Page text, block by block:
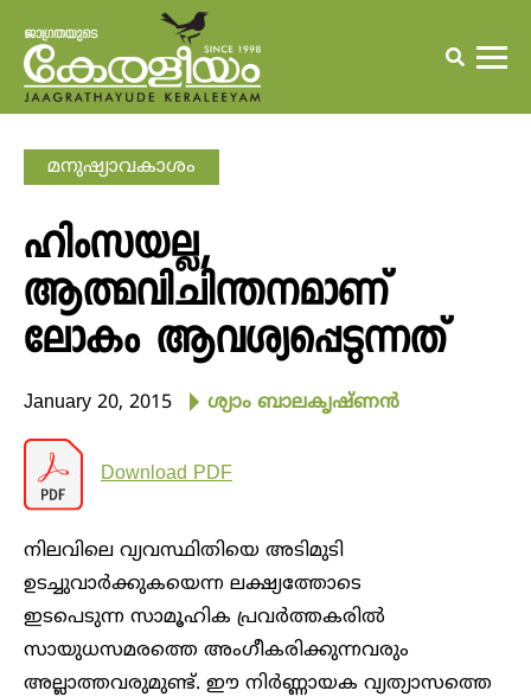
മനുഷ്യാവകാശം
ഹിംസയല്ല,
ആത്മവിചിന്തനമാണ്
ലോകം ആവശ്യപ്പെടുന്നത്
January 20, 2015 ശ്യാം ബാലകൃഷ്ണന്‍
Download PDF
നിലവിലെ വ്യവസ്ഥിതിയെ അടിമുടി
ഉടച്ചുവാര്‍ക്കുകയെന്ന ലക്ഷ്യത്തോടെ
ഇടപെടുന്ന സാമൂഹിക പ്രവര്‍ത്തകരില്‍
സായുധസമരത്തെ അംഗീകരിക്കുന്നവരും
അല്ലാത്തവരുമുണ്ട്. ഈ നിര്‍ണ്ണായക വ്യത്യാസത്തെ